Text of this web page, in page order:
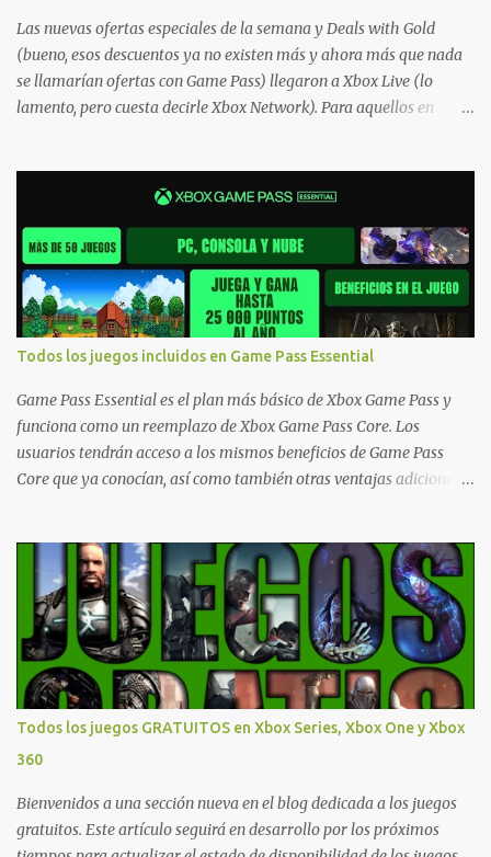
Las nuevas ofertas especiales de la semana y Deals with Gold
(bueno, esos descuentos ya no existen más y ahora más que nada
se llamarían ofertas con Game Pass) llegaron a Xbox Live (lo
lamento, pero cuesta decirle Xbox Network). Para aquellos en
jugarlos y mantener un progreso compartido en Windows PC y
Xbox, y tenemos un listado de juegos compatibles por acá . ¿Aún
necesitas una mano con las compras? Tenemos un tutorial extenso
o en vídeo para que se quiten todas las dudas generales de cómo
hacer compras en Xbox . Podes consultar un listado más completo
de promociones desde xbox.com. El post puede tener
actualizaciones regulares o cambios ante cualquier error. Ofertas
- Argentina Ofertas - Chile Ofertas - Colombia Ofertas - México
Ofertas - Estados Unidos Ofertas - España Todas las ofertas de
Xbox One también aplican a Xbox Series, a excepción de los jue...
Todos los juegos incluidos en Game Pass Essential
Game Pass Essential es el plan más básico de Xbox Game Pass y
funciona como un reemplazo de Xbox Game Pass Core. Los
usuarios tendrán acceso a los mismos beneficios de Game Pass
Core que ya conocían, así como también otras ventajas adicionales
que están en Xbox y PC, que van desde skins, desbloqueo de
personajes, paquetes de armas hasta emotes, monedas virtuales y
más para diferentes títulos. Todas estas ventajas se pueden
reclamar desde la sección de Game Pass o en tu aplicación de Xbox
yendo directamente a la pestaña de Game Pass. Essential también
ahora sumará el acceso a la Nube de Xbox, el cual nos permitite
jugar una pequeña porción de los juegos de la suscripción
mediante xCloud y más de 600 juegos compatibles si es que los
compramos previamente (con más títulos en camino a ser
compatibles con la función Transmite tu Propios Juegos). Pueden
leer más...
Todos los juegos GRATUITOS en Xbox Series, Xbox One y Xbox
360
Bienvenidos a una sección nueva en el blog dedicada a los juegos
gratuitos. Este artículo seguirá en desarrollo por los próximos